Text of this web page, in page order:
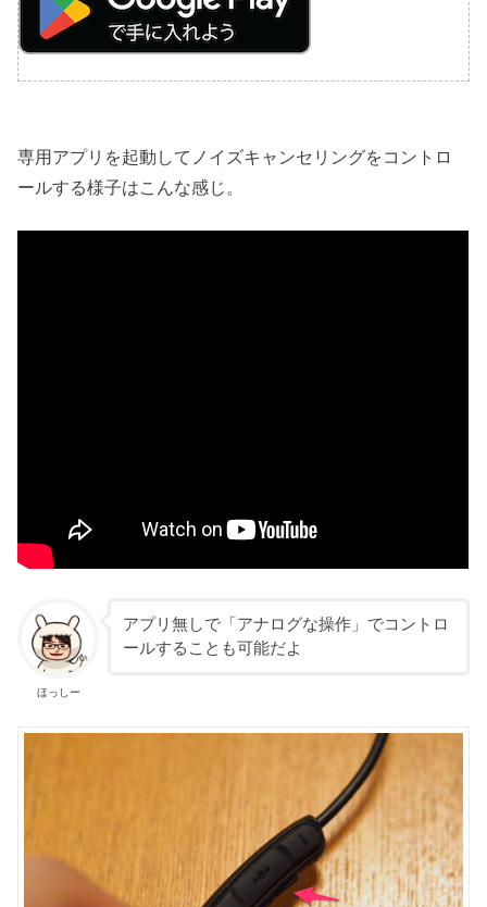
専用アプリを起動してノイズキャンセリングをコントロ
ールする様子はこんな感じ。
ほっしー
アプリ無しで「アナログな操作」でコントロ
ールすることも可能だよ